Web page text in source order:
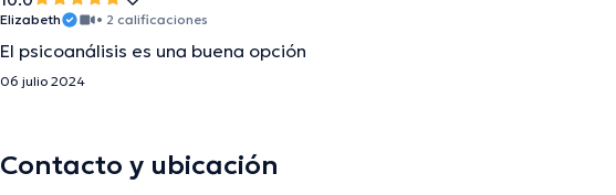
Elizabeth • 2 calificaciones
El psicoanálisis es una buena opción
06 julio 2024
Contacto y ubicación